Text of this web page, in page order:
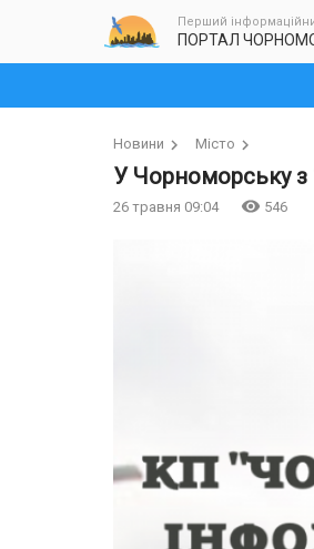
Перший
ПОРТАЛ
Новини Місто
​​​​​​​У Чорноморську з
26 травня 09:04 546